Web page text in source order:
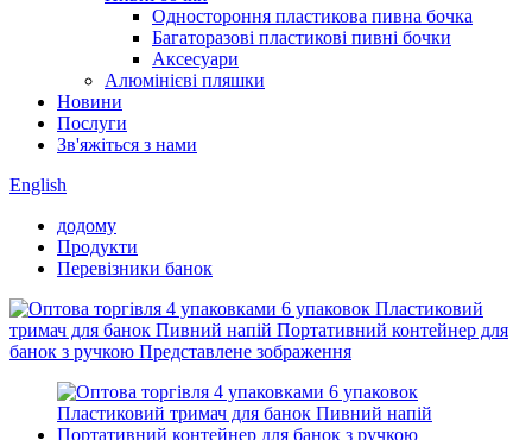
Одностороння пластикова пивна бочка
Багаторазові пластикові пивні бочки
Аксесуари
Алюмінієві пляшки
Новини
Послуги
Зв'яжіться з нами
English
додому
Продукти
Перевізники банок